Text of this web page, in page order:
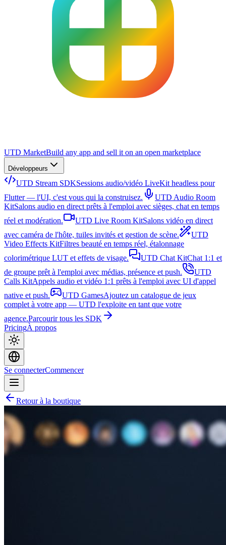
UTD MarketBuild any app and sell it on an open marketplace
Développeurs
UTD Stream SDKSessions audio/vidéo LiveKit headless pour
Flutter — l'UI, c'est vous qui la construisez.
UTD Audio Room
KitSalons audio en direct prêts à l'emploi avec sièges, chat en temps
réel et modération.
UTD Live Room KitSalons vidéo en direct
avec caméra de l'hôte, tuiles invités et gestion de scène.
UTD
Video Effects KitFiltres beauté en temps réel, étalonnage
colorimétrique LUT et effets de visage.
UTD Chat KitChat 1:1 et
de groupe prêt à l'emploi avec médias, présence et push.
UTD
Calls KitAppels audio et vidéo 1:1 prêts à l'emploi avec UI d'appel
native et push.
UTD GamesAjoutez un catalogue de jeux
complet à votre app — UTD l'exploite en tant que votre
agence.Parcourir tous les SDK
PricingÀ propos
Se connecterCommencer
Retour à la boutique